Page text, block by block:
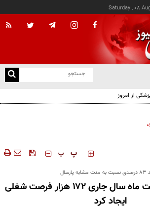
Saturday , 08
از امروز
‍‍‍ پ پ
کمیته امداد در هفت ماه سال جاری ۱۷۲ هزار فرصت شغلی
ایجاد کرد